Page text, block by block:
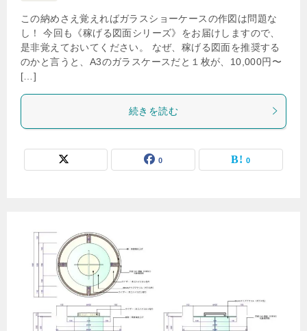
この納めさえ覚えればガラスショーケースの作図は問題な
し！ 今回も《稼げる図面シリーズ》をお届けしますので、
是非覚えておいてください。 なぜ、稼げる図面を推奨する
のかと言うと、A3のガラスケースだと１枚が、10,000円〜
[…]
続きを読む
0 0